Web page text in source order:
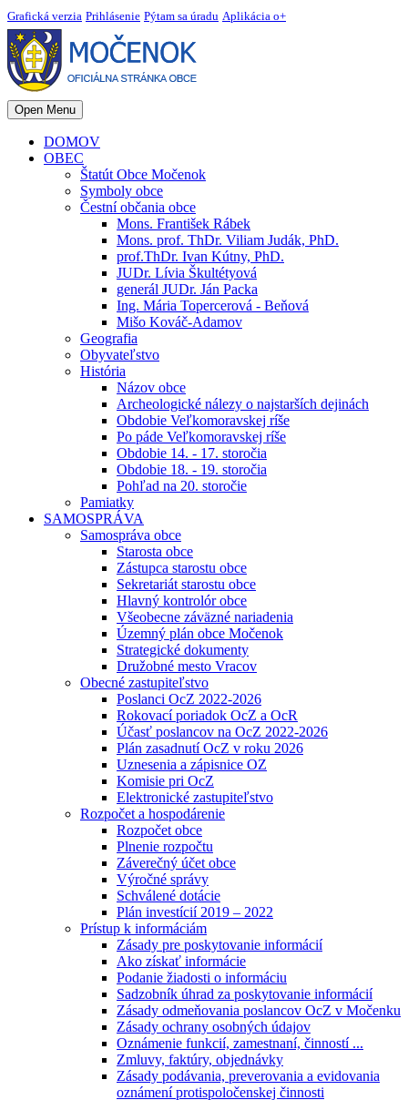
Grafická verzia Prihlásenie Pýtam sa úradu Aplikácia o+
Open Menu
DOMOV
OBEC
Štatút Obce Močenok
Symboly obce
Čestní občania obce
Mons. František Rábek
Mons. prof. ThDr. Viliam Judák, PhD.
prof.ThDr. Ivan Kútny, PhD.
JUDr. Lívia Škultétyová
generál JUDr. Ján Packa
Ing. Mária Topercerová - Beňová
Mišo Kováč-Adamov
Geografia
Obyvateľstvo
História
Názov obce
Archeologické nálezy o najstarších dejinách
Obdobie Veľkomoravskej ríše
Po páde Veľkomoravskej ríše
Obdobie 14. - 17. storočia
Obdobie 18. - 19. storočia
Pohľad na 20. storočie
Pamiatky
SAMOSPRÁVA
Samospráva obce
Starosta obce
Zástupca starostu obce
Sekretariát starostu obce
Hlavný kontrolór obce
Všeobecne záväzné nariadenia
Územný plán obce Močenok
Strategické dokumenty
Družobné mesto Vracov
Obecné zastupiteľstvo
Poslanci OcZ 2022-2026
Rokovací poriadok OcZ a OcR
Účasť poslancov na OcZ 2022-2026
Plán zasadnutí OcZ v roku 2026
Uznesenia a zápisnice OZ
Komisie pri OcZ
Elektronické zastupiteľstvo
Rozpočet a hospodárenie
Rozpočet obce
Plnenie rozpočtu
Záverečný účet obce
Výročné správy
Schválené dotácie
Plán investícií 2019 – 2022
Prístup k informáciám
Zásady pre poskytovanie informácií
Ako získať informácie
Podanie žiadosti o informáciu
Sadzobník úhrad za poskytovanie informácií
Zásady odmeňovania poslancov OcZ v Močenku
Zásady ochrany osobných údajov
Oznámenie funkcií, zamestnaní, činností ...
Zmluvy, faktúry, objednávky
Zásady podávania, preverovania a evidovania
oznámení protispoločenskej činnosti